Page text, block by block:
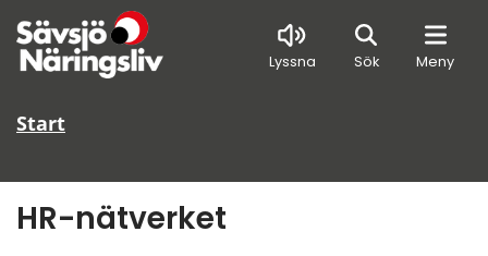
Lyssna Sök Meny
Sök
Start
HR-nätverket